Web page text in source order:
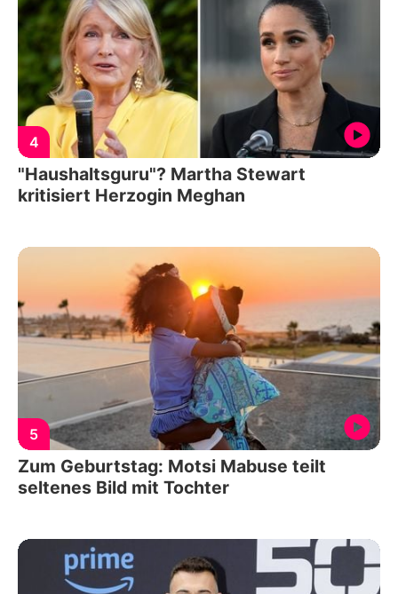
4
"Haushaltsguru"? Martha Stewart
kritisiert Herzogin Meghan
5
Zum Geburtstag: Motsi Mabuse teilt
seltenes Bild mit Tochter